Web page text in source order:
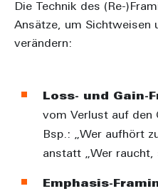
Die Technik des (Re-
Ansätze, um Sichtweisen
verändern:
Loss- und Gain-
vom Verlust auf den
Bsp.: „Wer aufhört
anstatt „Wer raucht,
Emphasis-